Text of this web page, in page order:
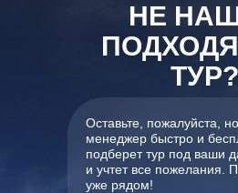
НЕ
ТУР?
Оставьте, пожалуйста,
менеджер быстро и
подберет тур под ваши
и учтет все пожелания.
уже рядом!